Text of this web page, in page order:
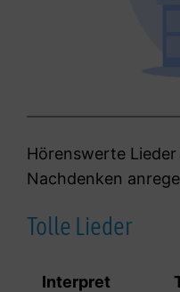
Hörenswerte
Nachdenken
Tolle Lieder
Interpret